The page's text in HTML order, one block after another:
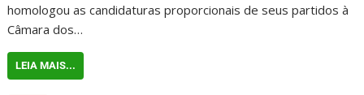
homologou as candidaturas proporcionais de seus partidos à
Câmara dos…
LEIA MAIS...